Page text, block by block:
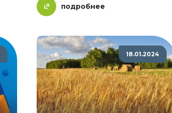
подробнее
18.01.2024